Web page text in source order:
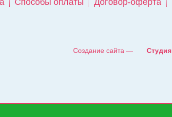
Способы оплаты
Договор-оферта
Создание сайта — Студия